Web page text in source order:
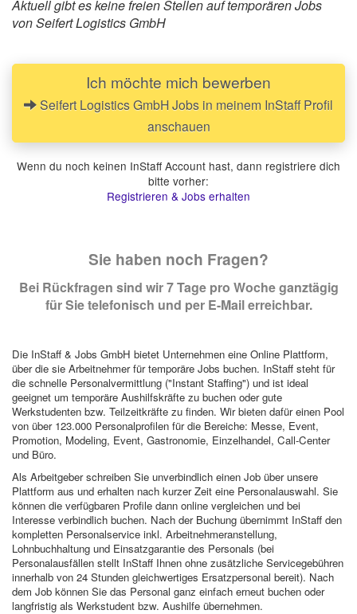
Aktuell gibt es keine freien Stellen auf temporären Jobs
von Seifert Logistics GmbH
Ich möchte mich bewerben
Seifert Logistics GmbH Jobs in meinem InStaff Profil
anschauen
Wenn du noch keinen InStaff Account hast, dann registriere dich
bitte vorher:
Registrieren & Jobs erhalten
Sie haben noch Fragen?
Bei Rückfragen sind wir 7 Tage pro Woche ganztägig
für Sie telefonisch und per E-Mail erreichbar.
Die InStaff & Jobs GmbH bietet Unternehmen eine Online Plattform,
über die sie Arbeitnehmer für temporäre Jobs buchen. InStaff steht für
die schnelle Personalvermittlung ("Instant Staffing") und ist ideal
geeignet um temporäre Aushilfskräfte zu buchen oder gute
Werkstudenten bzw. Teilzeitkräfte zu finden. Wir bieten dafür einen Pool
von über 123.000 Personalprofilen für die Bereiche: Messe, Event,
Promotion, Modeling, Event, Gastronomie, Einzelhandel, Call-Center
und Büro.
Als Arbeitgeber schreiben Sie unverbindlich einen Job über unsere
Plattform aus und erhalten nach kurzer Zeit eine Personalauswahl. Sie
können die verfügbaren Profile dann online vergleichen und bei
Interesse verbindlich buchen. Nach der Buchung übernimmt InStaff den
kompletten Personalservice inkl. Arbeitnehmeranstellung,
Lohnbuchhaltung und Einsatzgarantie des Personals (bei
Personalausfällen stellt InStaff Ihnen ohne zusätzliche Servicegebühren
innerhalb von 24 Stunden gleichwertiges Ersatzpersonal bereit). Nach
dem Job können Sie das Personal ganz einfach erneut buchen oder
langfristig als Werkstudent bzw. Aushilfe übernehmen.